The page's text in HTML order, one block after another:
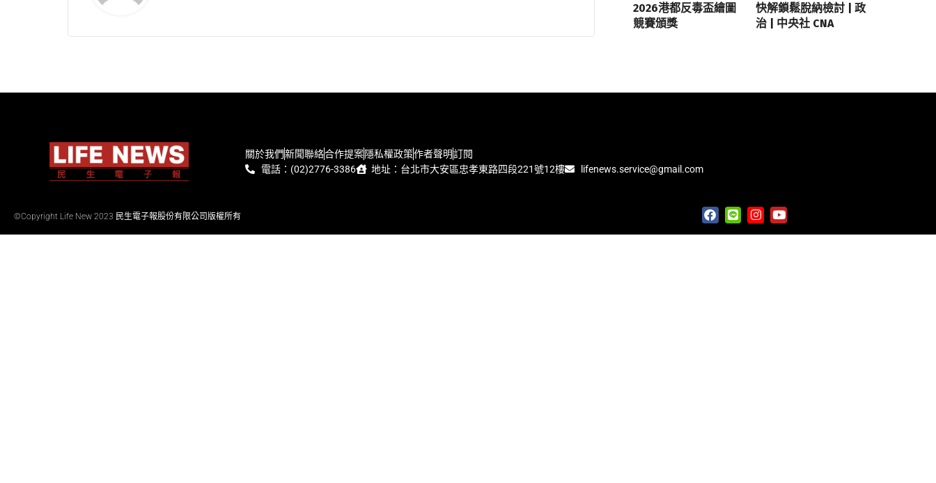
2026港都反毒盃繪圖
競賽頒獎
快解鎖鬆脫納檢討 | 政
治 | 中央社 CNA
關於我們新聞聯絡合作提案隱私權政策作者聲明訂閱
電話：(02)2776-3386
地址：台北市大安區忠孝東路四段221號12樓 lifenews.service@gmail.com
©Copyright Life New 2023 民生電子報股份有限公司版權所有